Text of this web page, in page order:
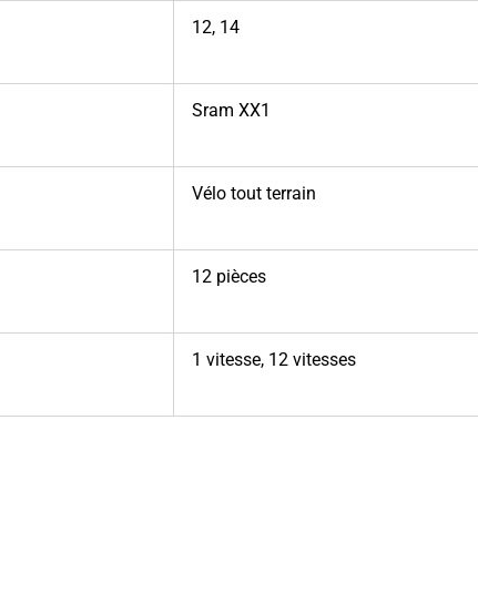
12, 14
Sram XX1
Vélo tout terrain
12 pièces
1 vitesse, 12 vitesses